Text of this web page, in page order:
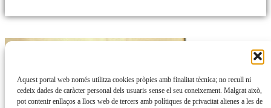
Aquest portal web només utilitza cookies pròpies amb finalitat tècnica; no recull ni
cedeix dades de caràcter personal dels usuaris sense el seu coneixement. Malgrat això,
pot contenir enllaços a llocs web de tercers amb polítiques de privacitat alienes a les de